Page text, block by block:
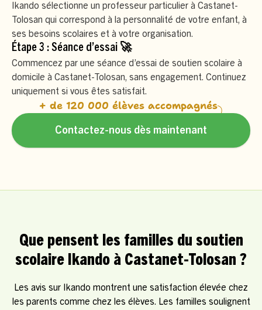
Ikando sélectionne un professeur particulier à Castanet-
Tolosan qui correspond à la personnalité de votre enfant, à
ses besoins scolaires et à votre organisation.
Étape 3 : Séance d’essai 🚀
Commencez par une séance d’essai de soutien scolaire à
domicile à Castanet-Tolosan, sans engagement. Continuez
uniquement si vous êtes satisfait.
+ de 120 000 élèves accompagnés
Contactez-nous dès maintenant
Que pensent les familles du soutien
scolaire Ikando à Castanet-Tolosan ?
Les avis sur Ikando montrent une satisfaction élevée chez
les parents comme chez les élèves. Les familles soulignent